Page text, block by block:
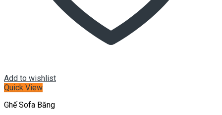
Add to wishlist
Quick View
Ghế Sofa Băng